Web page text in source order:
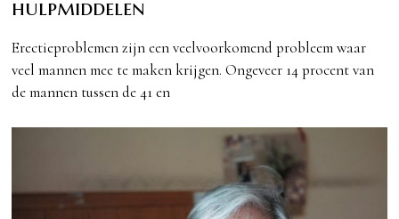
hulpmiddelen
Erectieproblemen zijn een veelvoorkomend probleem waar
veel mannen mee te maken krijgen. Ongeveer 14 procent van
de mannen tussen de 41 en